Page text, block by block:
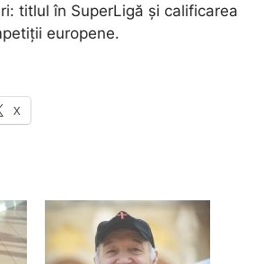
titlul în SuperLigă și calificarea
europene.
X